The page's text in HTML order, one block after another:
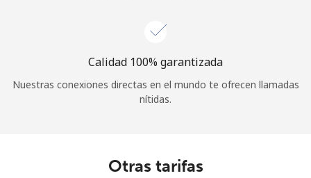
Calidad 100% garantizada
Nuestras conexiones directas en el mundo te ofrecen llamadas
nítidas.
Otras tarifas